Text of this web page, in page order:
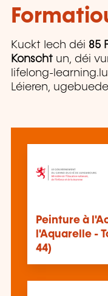
Kuckt Iech déi 85
Konscht un, déi
lifelong-
Léieren,
Peinture à
l'Aquarelle -
44)